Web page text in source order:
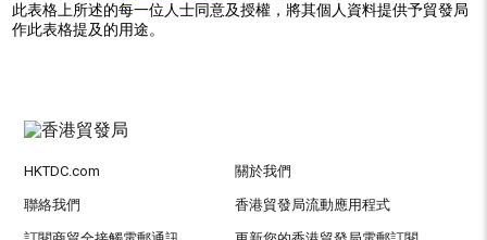
此表格上所述的每一位人士同意及授權，將其個人資料提供予貿發局
作此表格提及的用途。
HKTDC.com 關於我們
聯絡我們 香港貿發局流動應用程式